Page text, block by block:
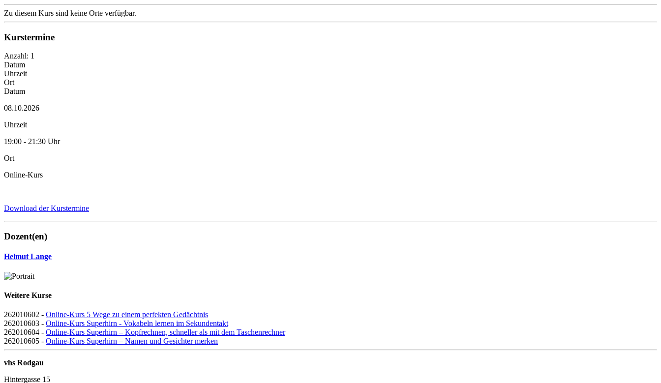
Zu diesem Kurs sind keine Orte verfügbar.
Kurstermine
Anzahl: 1
Datum
Uhrzeit
Ort
Datum
08.10.2026
Uhrzeit
19:00 - 21:30 Uhr
Ort
Online-Kurs
Download der Kurstermine
Dozent(en)
Helmut Lange
Weitere Kurse
262010602 - Online-Kurs 5 Wege zu einem perfekten Gedächtnis
262010603 - Online-Kurs Superhirn - Vokabeln lernen im Sekundentakt
262010604 - Online-Kurs Superhirn – Kopfrechnen, schneller als mit dem Taschenrechner
262010605 - Online-Kurs Superhirn – Namen und Gesichter merken
vhs Rodgau
Hintergasse 15